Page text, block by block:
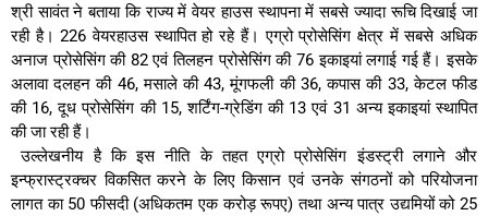
श्री सावंत ने बताया कि राज्य में वेयर हाउस स्थापना में सबसे ज्यादा रूचि दिखाई जा
रही है। 226 वेयरहाउस स्थापित हो रहे हैं। एग्रो प्रोसेसिंग क्षेत्र में सबसे अधिक
अनाज प्रोसेसिंग की 82 एवं तिलहन प्रोसेसिंग की 76 इकाइयां लगाई गई हैं। इसके
अलावा दलहन की 46, मसाले की 43, मूंगफली की 36, कपास की 33, केटल फीड
की 16, दूध प्रोसेसिंग की 15, शर्टिंग-ग्रेडिंग की 13 एवं 31 अन्य इकाइयां स्थापित
की जा रही हैं।
उल्लेखनीय है कि इस नीति के तहत एग्रो प्रोसेसिंग इंडस्ट्री लगाने और
इन्फ्रास्ट्रक्चर विकसित करने के लिए किसान एवं उनके संगठनों को परियोजना
लागत का 50 फीसदी (अधिकतम एक करोड़ रूपए) तथा अन्य पात्र उद्यमियों को 25